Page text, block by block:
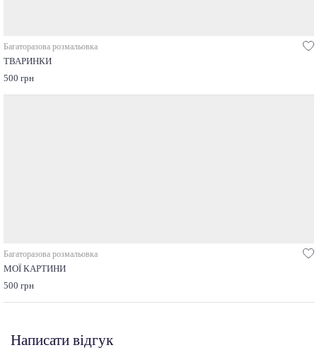
Багаторазова розмальовка
ТВАРИНКИ
500 грн
Багаторазова розмальовка
МОЇ КАРТИНИ
500 грн
Написати відгук